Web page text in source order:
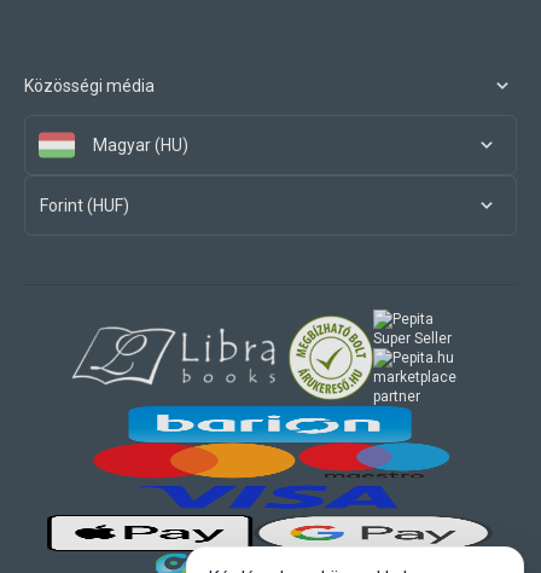
Közösségi média
Magyar (HU)
Forint (HUF)
marketplace
partner